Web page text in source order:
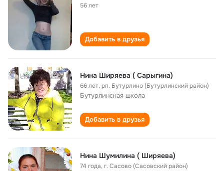
56 лет
Добавить в друзья
Нина Ширяева ( Сарыгина)
66 лет,рп. Бутурлино (Бутурлинский район)
Бутурлинская школа
Добавить в друзья
Нина Шумилина ( Ширяева)
74 года,г. Сасово (Сасовский район)